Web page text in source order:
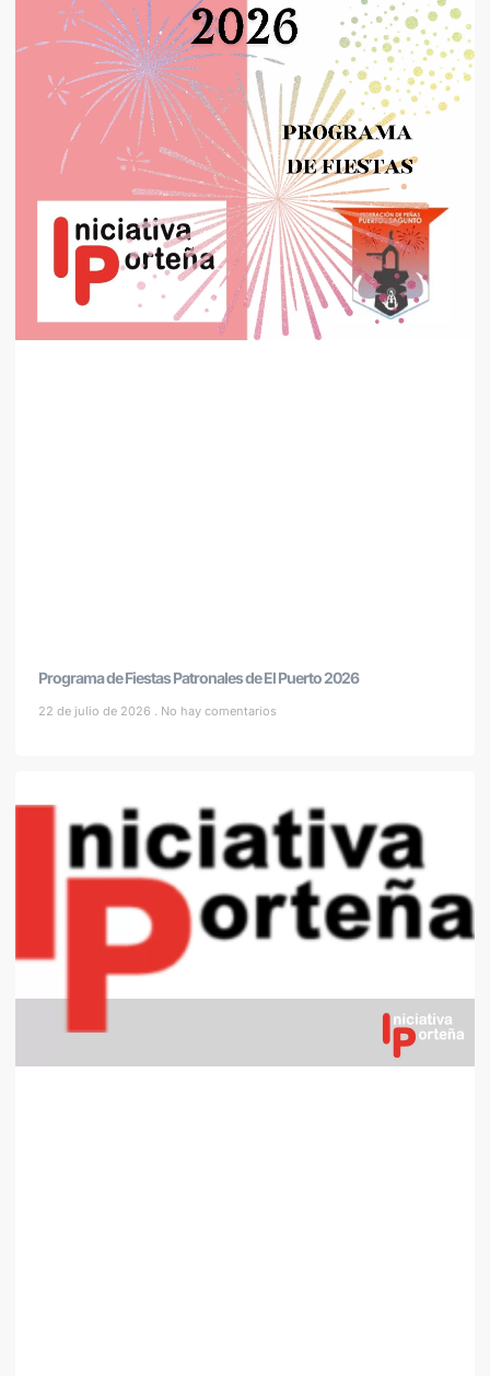
Programa de Fiestas Patronales de El Puerto 2026
22 de julio de 2026 No hay comentarios